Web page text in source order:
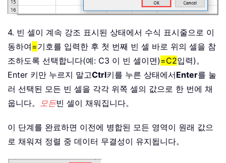
4. 빈 셀이 계속 강조 표시된 상태에서 수식 표시줄으로 이
동하여=기호를 입력한 후 첫 번째 빈 셀 바로 위의 셀을 참
조하도록 선택합니다(예: C3 이 빈 셀이면)=C2입력)。
Enter 키만 누르지 말고Ctrl키를 누른 상태에서Enter를 눌
러 선택된 모든 빈 셀을 각각 위쪽 셀의 값으로 한 번에 채
웁니다。 모든빈 셀이 채워집니다。
이 단계를 완료하면 이전에 병합된 모든 영역이 원래 값으
로 채워져 정렬 중 데이터 무결성이 유지됩니다。